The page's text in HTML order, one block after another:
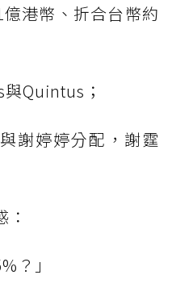
港幣、折合台幣約
Quintus；
謝婷婷分配，謝霆
？」